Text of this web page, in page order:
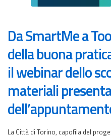
Da SmartMe a
della buona
il webinar dello
materiali
La Città di Torino, capofila del